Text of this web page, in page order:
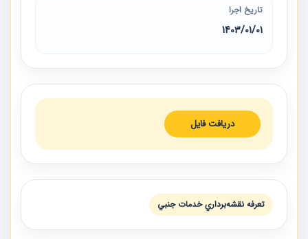
تاریخ اجرا
1403/01/01
دریافت فایل
تعرفه نقشه‌برداري خدمات جنبي